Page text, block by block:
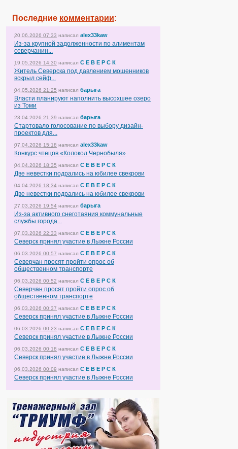
Последние комментарии:
20.06.2026 07:33 написал alex33kaw
Из-за крупной задолженности по алиментам
северчанин...
19.05.2026 14:30 написал С Е В Е Р С К
Житель Северска под давлением мошенников
вскрыл сейф...
04.05.2026 21:25 написал барыга
Власти планируют наполнить высохшее озеро
из Томи
23.04.2026 21:39 написал барыга
Стартовало голосование по выбору дизайн-
проектов для...
07.04.2026 15:18 написал alex33kaw
Конкурс чтецов «Колокол Чернобыля»
04.04.2026 18:35 написал С Е В Е Р С К
Две невестки подрались на юбилее свекрови
04.04.2026 18:34 написал С Е В Е Р С К
Две невестки подрались на юбилее свекрови
27.03.2026 19:54 написал барыга
Из-за активного снеготаяния коммунальные
службы города...
07.03.2026 22:33 написал С Е В Е Р С К
Северск принял участие в Лыжне России
06.03.2026 00:57 написал С Е В Е Р С К
Северчан просят пройти опрос об
общественном транспорте
06.03.2026 00:52 написал С Е В Е Р С К
Северчан просят пройти опрос об
общественном транспорте
06.03.2026 00:37 написал С Е В Е Р С К
Северск принял участие в Лыжне России
06.03.2026 00:23 написал С Е В Е Р С К
Северск принял участие в Лыжне России
06.03.2026 00:18 написал С Е В Е Р С К
Северск принял участие в Лыжне России
06.03.2026 00:09 написал С Е В Е Р С К
Северск принял участие в Лыжне России